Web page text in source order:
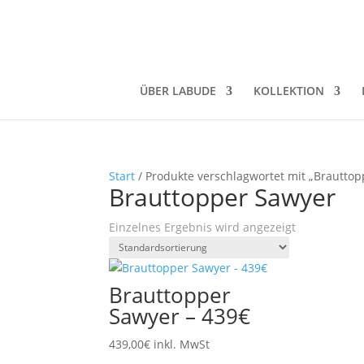
ÜBER LABUDE KOLLEKTION
Start / Produkte verschlagwortet mit
Brauttopper Sawyer
Einzelnes Ergebnis wird angezeigt
Brauttopper
Sawyer – 439€
439,00€ inkl. MwSt